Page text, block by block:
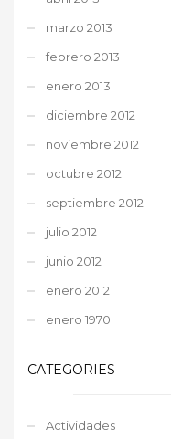
marzo 2013
febrero 2013
enero 2013
diciembre 2012
noviembre 2012
octubre 2012
septiembre 2012
julio 2012
junio 2012
enero 2012
enero 1970
CATEGORIES
Actividades